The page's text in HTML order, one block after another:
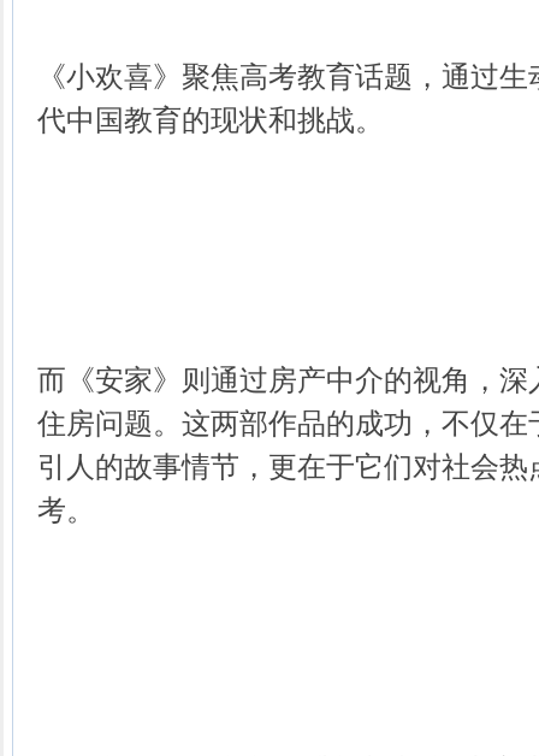
《小欢喜》聚焦高考教育话题，通过
代中国教育的现状和挑战。
而《安家》则通过房产中介的视角，
住房问题。这两部作品的成功，不仅
引人的故事情节，更在于它们对社会
考。